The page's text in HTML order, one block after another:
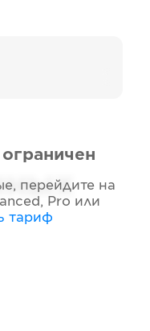
перейдите на
Pro или
тариф